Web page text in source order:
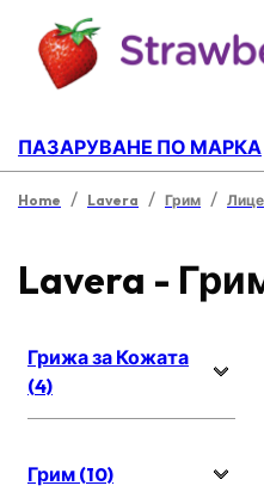
ПАЗАРУВАНЕ ПО МАРКА
Home / Lavera / Грим / Лице
Lavera -
Грижа за Кожата
(4)
Грим (10)